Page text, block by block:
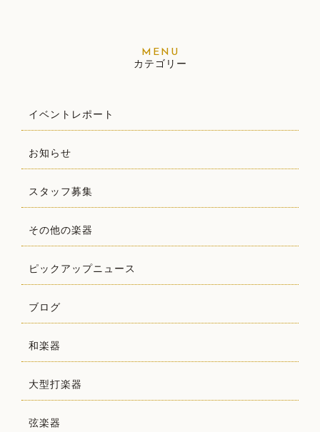
カテゴリー
イベントレポート
お知らせ
スタッフ募集
その他の楽器
ピックアップニュース
ブログ
和楽器
大型打楽器
弦楽器